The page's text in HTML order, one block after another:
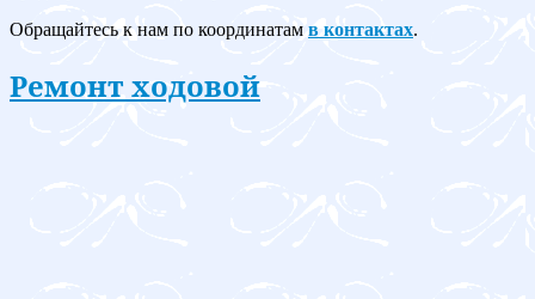
Обращайтесь к нам по координатам в контактах.
Ремонт ходовой